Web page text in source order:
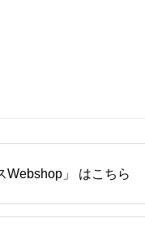
Webshop」 はこちら